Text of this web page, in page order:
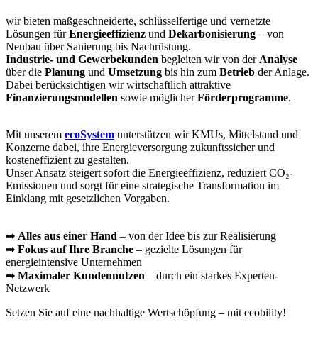
wir bieten maßgeschneiderte, schlüsselfertige und vernetzte
Lösungen fürEnergieeffizienz und Dekarbonisierung – von
Neubau über Sanierung bis Nachrüstung.
Industrie- und Gewerbekunden begleiten wir von der Analyse
über die Planung und Umsetzung bis hin zum Betrieb der Anlage.
Dabei berücksichtigen wir wirtschaftlich attraktive
Finanzierungsmodellen sowie möglicherFörderprogramme.
Mit unserem ecoSystem unterstützen wir KMUs, Mittelstand und
Konzerne dabei, ihre Energieversorgung zukunftssicher und
kosteneffizient zu gestalten.
Unser Ansatz steigert sofort die Energieeffizienz, reduziert CO₂-
Emissionen und sorgt für eine strategische Transformation im
Einklang mit gesetzlichen Vorgaben.
➡ Alles aus einer Hand – von der Idee bis zur Realisierung
➡ Fokus auf Ihre Branche – gezielte Lösungen für
energieintensive Unternehmen
➡ Maximaler Kundennutzen – durch ein starkes Experten-
Netzwerk
Setzen Sie auf eine nachhaltige Wertschöpfung – mit ecobility!